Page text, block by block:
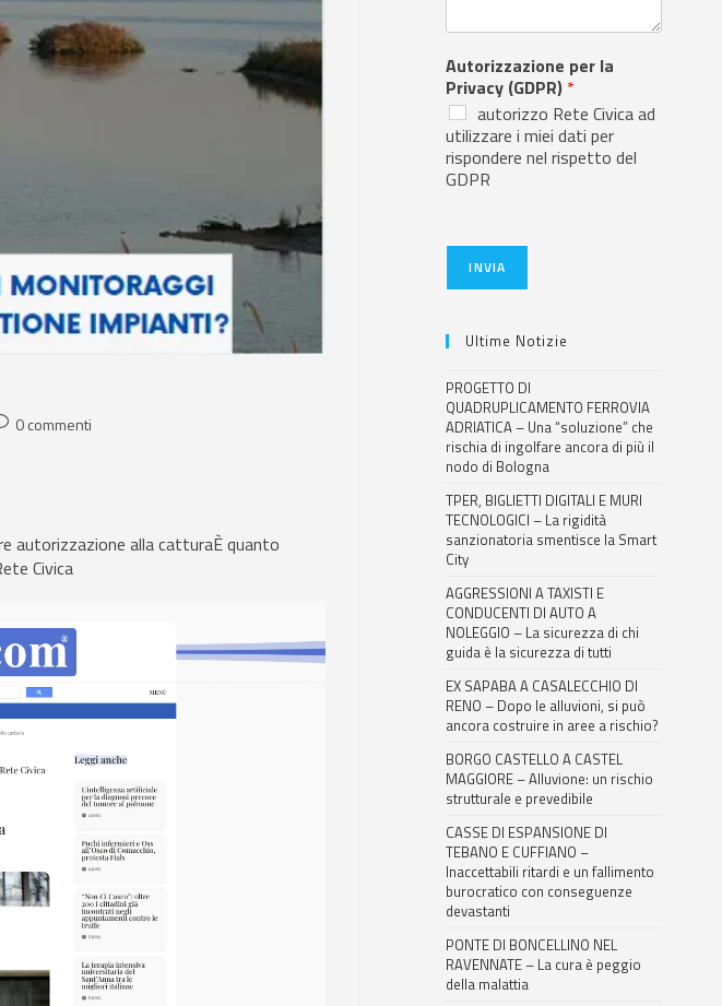
0 commenti
autorizzazione alla catturaÈ quanto
Civica
Autorizzazione per la
Privacy (GDPR) *
autorizzo Rete Civica ad
utilizzare i miei dati per
rispondere nel rispetto del
GDPR
INVIA
Ultime Notizie
PROGETTO DI
QUADRUPLICAMENTO FERROVIA
ADRIATICA – Una “soluzione” che
rischia di ingolfare ancora di più il
nodo di Bologna
TPER, BIGLIETTI DIGITALI E MURI
TECNOLOGICI – La rigidità
sanzionatoria smentisce la Smart
City
AGGRESSIONI A TAXISTI E
CONDUCENTI DI AUTO A
NOLEGGIO – La sicurezza di chi
guida è la sicurezza di tutti
EX SAPABA A CASALECCHIO DI
RENO – Dopo le alluvioni, si può
ancora costruire in aree a rischio?
BORGO CASTELLO A CASTEL
MAGGIORE – Alluvione: un rischio
strutturale e prevedibile
CASSE DI ESPANSIONE DI
TEBANO E CUFFIANO –
Inaccettabili ritardi e un fallimento
burocratico con conseguenze
devastanti
PONTE DI BONCELLINO NEL
RAVENNATE – La cura è peggio
della malattia